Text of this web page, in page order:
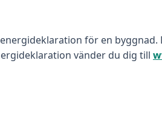
för en
vänder du dig till